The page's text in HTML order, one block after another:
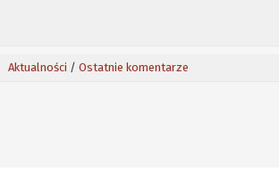
Aktualności / Ostatnie komentarze